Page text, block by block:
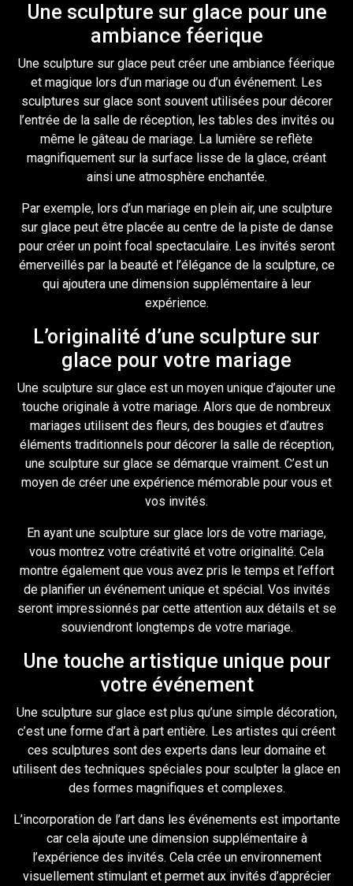
Une sculpture sur glace pour une
ambiance féerique
Une sculpture sur glace peut créer une ambiance féerique
et magique lors d’un mariage ou d’un événement. Les
sculptures sur glace sont souvent utilisées pour décorer
l’entrée de la salle de réception, les tables des invités ou
même le gâteau de mariage. La lumière se reflète
magnifiquement sur la surface lisse de la glace, créant
ainsi une atmosphère enchantée.
Par exemple, lors d’un mariage en plein air, une sculpture
sur glace peut être placée au centre de la piste de danse
pour créer un point focal spectaculaire. Les invités seront
émerveillés par la beauté et l’élégance de la sculpture, ce
qui ajoutera une dimension supplémentaire à leur
expérience.
L’originalité d’une sculpture sur
glace pour votre mariage
Une sculpture sur glace est un moyen unique d’ajouter une
touche originale à votre mariage. Alors que de nombreux
mariages utilisent des fleurs, des bougies et d’autres
éléments traditionnels pour décorer la salle de réception,
une sculpture sur glace se démarque vraiment. C’est un
moyen de créer une expérience mémorable pour vous et
vos invités.
En ayant une sculpture sur glace lors de votre mariage,
vous montrez votre créativité et votre originalité. Cela
montre également que vous avez pris le temps et l’effort
de planifier un événement unique et spécial. Vos invités
seront impressionnés par cette attention aux détails et se
souviendront longtemps de votre mariage.
Une touche artistique unique pour
votre événement
Une sculpture sur glace est plus qu’une simple décoration,
c’est une forme d’art à part entière. Les artistes qui créent
ces sculptures sont des experts dans leur domaine et
utilisent des techniques spéciales pour sculpter la glace en
des formes magnifiques et complexes.
L’incorporation de l’art dans les événements est importante
car cela ajoute une dimension supplémentaire à
l’expérience des invités. Cela crée un environnement
visuellement stimulant et permet aux invités d’apprécier